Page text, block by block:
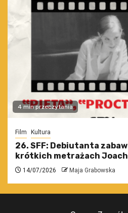
4 min przeczytania
Film Kultura
26. SFF: Debiutanta
krótkich metrażach
14/07/2026 Maja Grabowska